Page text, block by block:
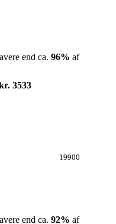
end ca. 96% af
3533
19900
end ca. 92% af